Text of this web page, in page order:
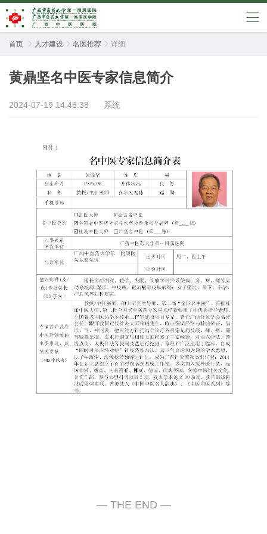
首页  人才建设  名医推荐  详细
黄鼎坚名中医专家信息简介
2024-07-19 14:48:38 系统